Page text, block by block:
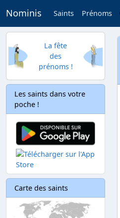
Nominis Saints Prénoms
La fête
des
prénoms !
Les saints dans votre
poche !
Carte des saints